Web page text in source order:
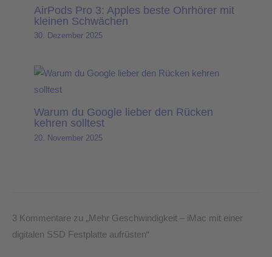
AirPods Pro 3: Apples beste Ohrhörer mit
kleinen Schwächen
30. Dezember 2025
Warum du Google lieber den Rücken
kehren solltest
20. November 2025
3 Kommentare zu „Mehr Geschwindigkeit – iMac mit einer
digitalen SSD Festplatte aufrüsten“